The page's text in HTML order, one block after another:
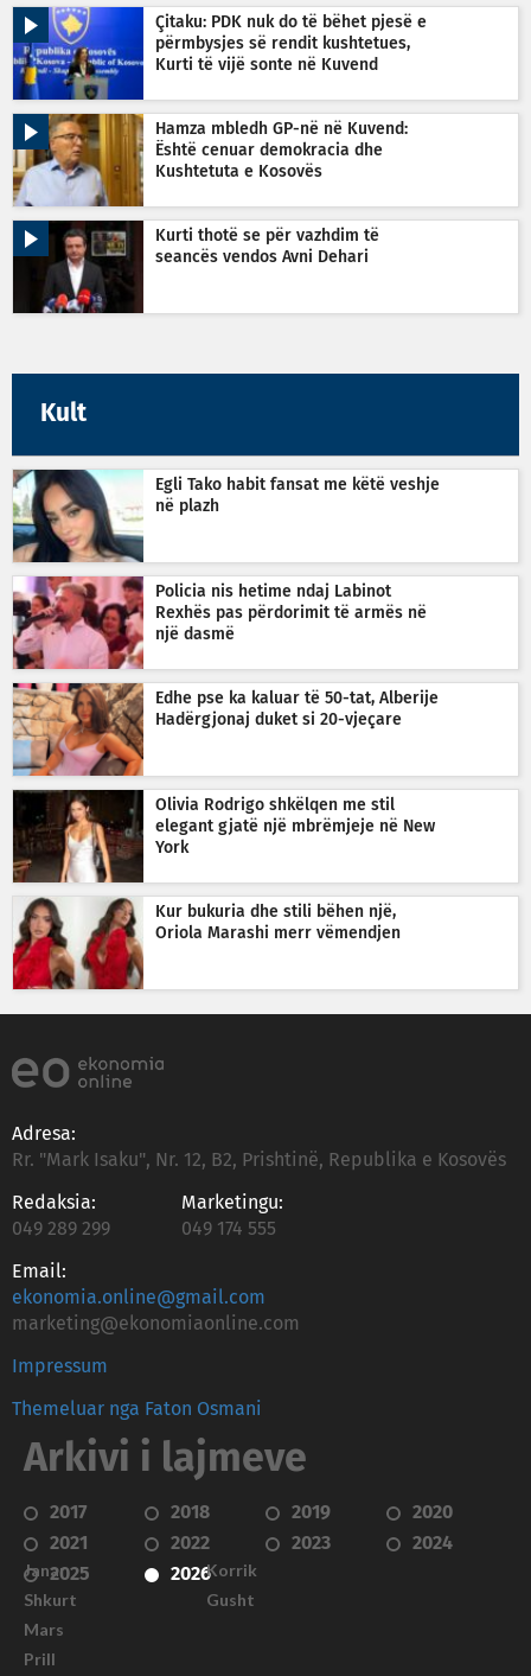
Çitaku: PDK nuk do të bëhet pjesë e
përmbysjes së rendit kushtetues,
Kurti të vijë sonte në Kuvend
Hamza mbledh GP-në në Kuvend:
Është cenuar demokracia dhe
Kushtetuta e Kosovës
Kurti thotë se për vazhdim të
seancës vendos Avni Dehari
Kult
Egli Tako habit fansat me këtë veshje
në plazh
Policia nis hetime ndaj Labinot
Rexhës pas përdorimit të armës në
një dasmë
Edhe pse ka kaluar të 50-tat, Alberije
Hadërgjonaj duket si 20-vjeçare
Olivia Rodrigo shkëlqen me stil
elegant gjatë një mbrëmjeje në New
York
Kur bukuria dhe stili bëhen një,
Oriola Marashi merr vëmendjen
Adresa:
Rr. "Mark Isaku", Nr. 12, B2, Prishtinë, Republika e Kosovës
Redaksia:
049 289 299
Marketingu:
049 174 555
Email:
ekonomia.online@gmail.com
marketing@ekonomiaonline.com
Impressum
Themeluar nga Faton Osmani
Arkivi i lajmeve
2017 2018 2019
2020
2021
2022 2023
2024
2025
2026
Janar
Shkurt
Mars
Prill
Korrik
Gusht